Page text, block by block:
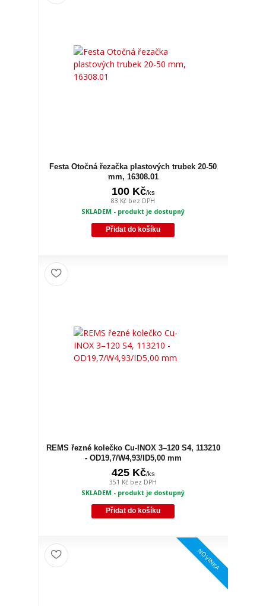
Festa Otočná řezačka plastových trubek 20-50
mm, 16308.01
100 Kč/ks
83 Kč bez DPH
SKLADEM - produkt je dostupný
Přidat do košíku
REMS řezné kolečko Cu-INOX 3–120 S4, 113210
- OD19,7/W4,93/ID5,00 mm
425 Kč/ks
351 Kč bez DPH
SKLADEM - produkt je dostupný
Přidat do košíku
NOVINKA